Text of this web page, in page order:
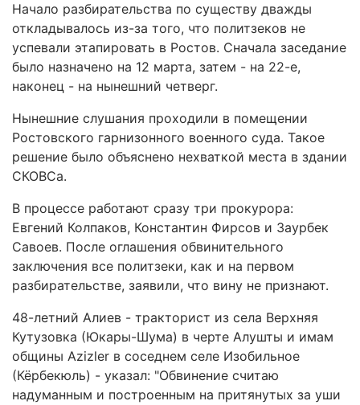
Начало разбирательства по существу дважды
откладывалось из-за того, что политзеков не
успевали этапировать в Ростов. Сначала заседание
было назначено на 12 марта, затем - на 22-е,
наконец - на нынешний четверг.
Нынешние слушания проходили в помещении
Ростовского гарнизонного военного суда. Такое
решение было объяснено нехваткой места в здании
СКОВСа.
В процессе работают сразу три прокурора:
Евгений Колпаков, Константин Фирсов и Заурбек
Савоев. После оглашения обвинительного
заключения все политзеки, как и на первом
разбирательстве, заявили, что вину не признают.
48-летний Алиев - тракторист из села Верхняя
Кутузовка (Юкары-Шума) в черте Алушты и имам
общины Azizler в соседнем селе Изобильное
(Кёрбекюль) - указал: "Обвинение считаю
надуманным и построенным на притянутых за уши